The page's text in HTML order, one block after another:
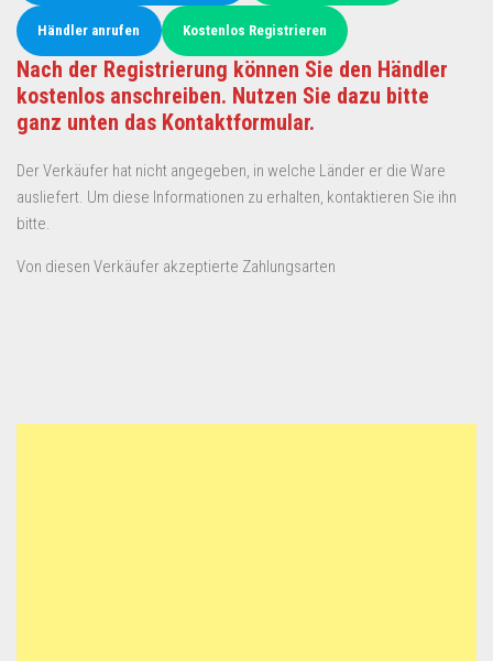
Händler anrufen Kostenlos Registrieren
Nach der Registrierung können Sie den Händler
kostenlos anschreiben. Nutzen Sie dazu bitte
ganz unten das Kontaktformular.
Der Verkäufer hat nicht angegeben, in welche Länder er die Ware
ausliefert. Um diese Informationen zu erhalten, kontaktieren Sie ihn
bitte.
Von diesen Verkäufer akzeptierte Zahlungsarten